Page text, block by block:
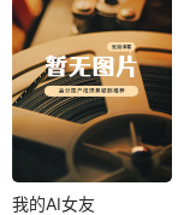
热播
我的AI女友